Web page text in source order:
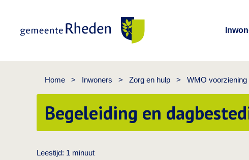
Home > Inwoners > Zorg en hulp > WMO voorziening
Begeleiding en
Leestijd: 1 minuut